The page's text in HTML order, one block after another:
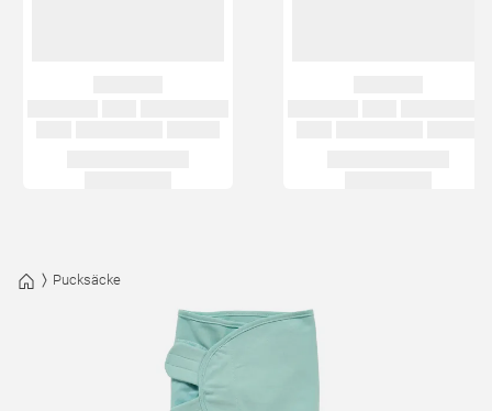
Pucksäcke